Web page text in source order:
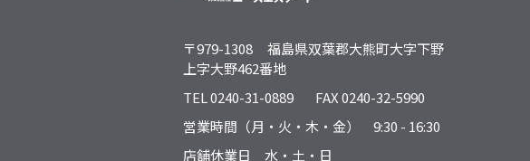
〒979-1308
福島県双葉郡大熊町大字下野
上字大野462番地
TEL 0240-31-0889
FAX 0240-32-5990
営業時間（月・火・木・金） 9:30 - 16:30
店舗休業日 水・土・日